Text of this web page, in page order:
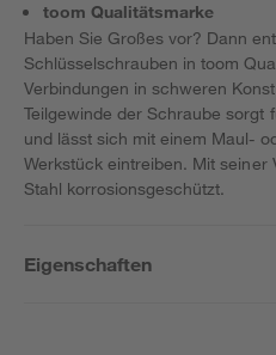
toom Qualitätsmarke
Haben Sie Großes vor? Dann
Schlüsselschrauben in toom
Verbindungen in schweren
Teilgewinde der Schraube sorgt
und lässt sich mit einem Maul-
Werkstück eintreiben. Mit seiner
Stahl korrosionsgeschützt.
Eigenschaften